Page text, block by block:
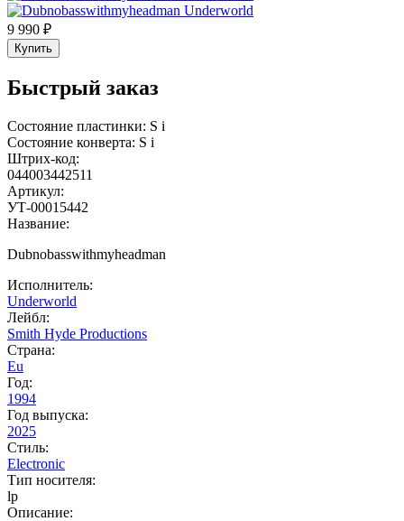
9 990 ₽
Купить
Быстрый заказ
Состояние пластинки: S i
Состояние конверта: S i
Штрих-код:
044003442511
Артикул:
УТ-00015442
Название:
Dubnobasswithmyheadman
Исполнитель:
Underworld
Лейбл:
Smith Hyde Productions
Страна:
Eu
Год:
1994
Год выпуска:
2025
Стиль:
Electronic
Тип носителя:
lp
Описание: